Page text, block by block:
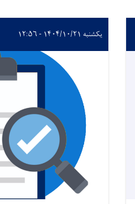
یکشنبه ۱۴۰۴/۱۰/۲۱ - ۱۲:۵۶